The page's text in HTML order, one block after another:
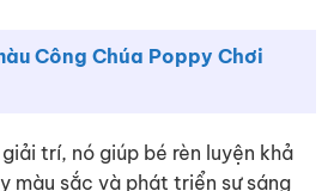
Công Chúa Poppy Chơi
trí, nó giúp bé rèn luyện khả
màu sắc và phát triển sự sáng